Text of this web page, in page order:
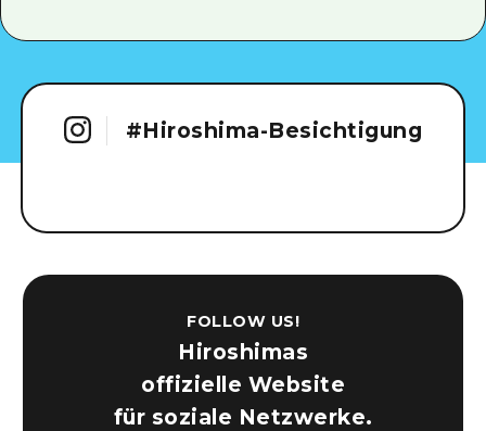
#Hiroshima-Besichtigung
FOLLOW US!
Hiroshimas
offizielle Website
für soziale Netzwerke.